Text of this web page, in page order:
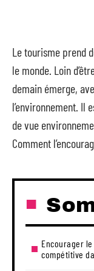
Le tourisme prend
le monde. Loin
demain émerge,
l’environnement. Il
de vue
Comment
Encourager
compétitive